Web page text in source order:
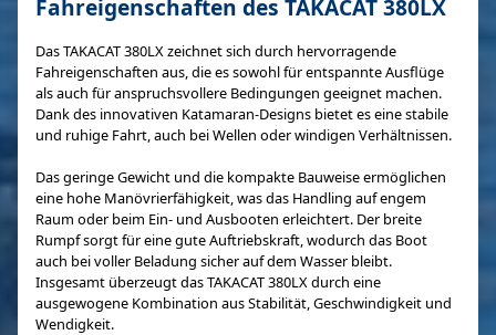
Fahreigenschaften des TAKACAT 380LX
Das TAKACAT 380LX zeichnet sich durch hervorragende
Fahreigenschaften aus, die es sowohl für entspannte Ausflüge
als auch für anspruchsvollere Bedingungen geeignet machen.
Dank des innovativen Katamaran-Designs bietet es eine stabile
und ruhige Fahrt, auch bei Wellen oder windigen Verhältnissen.
Das geringe Gewicht und die kompakte Bauweise ermöglichen
eine hohe Manövrierfähigkeit, was das Handling auf engem
Raum oder beim Ein- und Ausbooten erleichtert. Der breite
Rumpf sorgt für eine gute Auftriebskraft, wodurch das Boot
auch bei voller Beladung sicher auf dem Wasser bleibt.
Insgesamt überzeugt das TAKACAT 380LX durch eine
ausgewogene Kombination aus Stabilität, Geschwindigkeit und
Wendigkeit.